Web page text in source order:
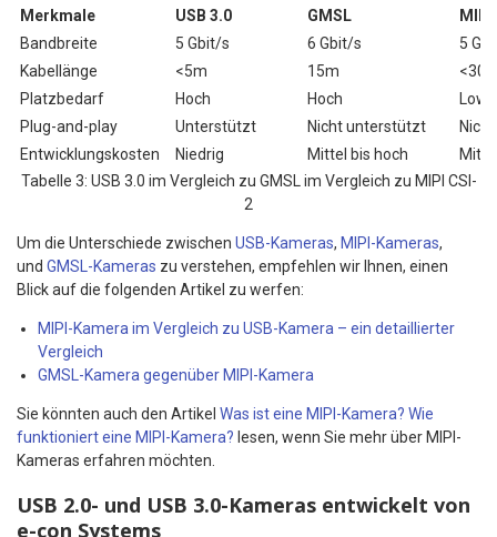
Merkmale USB 3.0 GMSL
Bandbreite
5 Gbit/s 6 Gbit/s
5
Kabellänge
<5m 15m
Platzbedarf
Hoch Hoch
Low
Plug-and-play
Unterstützt Nicht unterstützt
Entwicklungskosten
Niedrig Mittel bis hoch
Tabelle 3: USB 3.0 im Vergleich zu GMSL im Vergleich zu MIPI CSI-
2
Um die Unterschiede zwischen USB-Kameras, MIPI-Kameras,
und GMSL-Kameras zu verstehen, empfehlen wir Ihnen, einen
Blick auf die folgenden Artikel zu werfen:
MIPI-Kamera im Vergleich zu USB-Kamera – ein detaillierter
Vergleich
GMSL-Kamera gegenüber MIPI-Kamera
Sie könnten auch den Artikel Was ist eine MIPI-Kamera? Wie
funktioniert eine MIPI-Kamera? lesen, wenn Sie mehr über MIPI-
Kameras erfahren möchten.
USB 2.0- und USB 3.0-Kameras entwickelt von
e-con Systems